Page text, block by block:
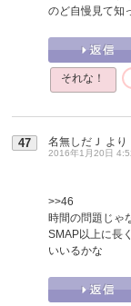
のど自慢見て知
それな！
47 名無しだＪ より
2016年1月20日
>>46
時間の問題じゃ
SMAP以上に長
いいるかな